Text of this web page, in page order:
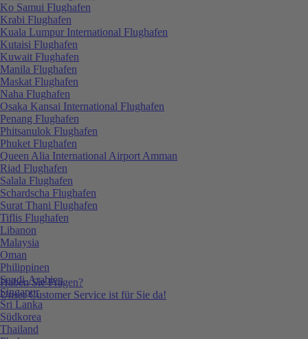
Haben Sie Fragen?
Unser Customer Service ist für Sie da!
Ko Samui Flughafen
Krabi Flughafen
Kuala Lumpur International Flughafen
Kutaisi Flughafen
Kuwait Flughafen
Manila Flughafen
Maskat Flughafen
Naha Flughafen
Osaka Kansai International Flughafen
Penang Flughafen
Phitsanulok Flughafen
Phuket Flughafen
Queen Alia International Airport Amman
Riad Flughafen
Salala Flughafen
Schardscha Flughafen
Surat Thani Flughafen
Tiflis Flughafen
Libanon
Malaysia
Oman
Philippinen
Saudi-Arabien
Singapur
Sri Lanka
Südkorea
Thailand